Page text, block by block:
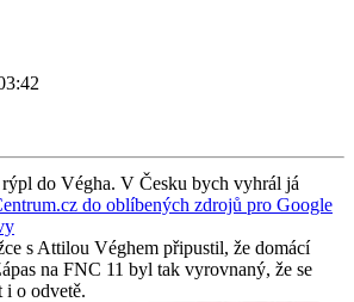
rýpl do Végha. V Česku bych vyhrál já
do oblíbených zdrojů pro Google
s Attilou Véghem připustil, že domácí
na FNC 11 byl tak vyrovnaný, že se
i o odvetě.